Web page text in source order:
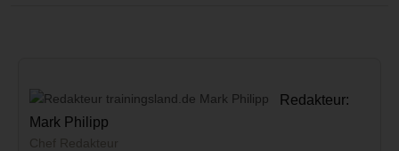
Redakteur:
Mark Philipp
Chef Redakteur